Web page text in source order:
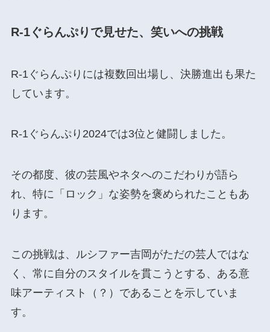
R-1ぐらんぷりで見せた、笑いへの挑戦
R-1ぐらんぷりには複数回出場し、決勝進出も果た
しています。
R-1ぐらんぷり2024では3位と健闘しました。
その都度、彼の芸風やネタへのこだわりが語ら
れ、特に「ロック」な姿勢を褒められたこともあ
ります​​。
この挑戦は、ルシファー吉岡がただの芸人ではな
く、常に自分のスタイルを貫こうとする、ある意
味アーティスト（？）であることを示していま
す。